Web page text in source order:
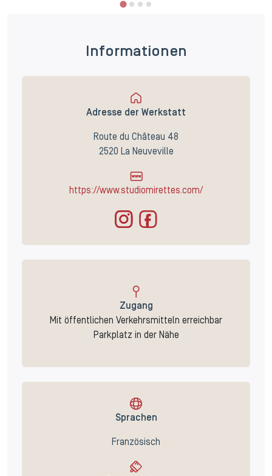
Informationen
Adresse der Werkstatt
Route du Château 48
2520 La Neuveville
https://www.studiomirettes.com/
Zugang
Mit öffentlichen Verkehrsmitteln erreichbar
Parkplatz in der Nähe
Sprachen
Französisch